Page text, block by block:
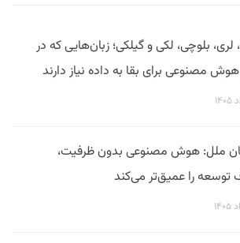
لری، بلوچی، لکی و گیلکی؛ زبان‌هایی که در
مصنوعی برای بقا به داده نیاز دارند
ملل: هوش مصنوعی بدون ظرفیت،
توسعه را عمیق‌تر می‌کند